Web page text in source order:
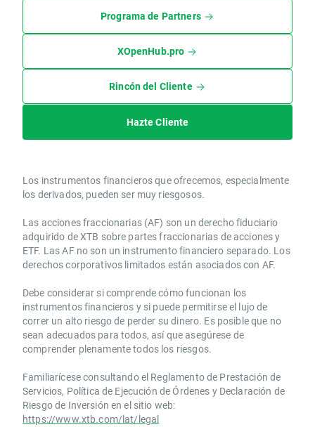
Programa de Partners
XOpenHub.pro
Rincón del Cliente
Hazte Cliente
Los instrumentos financieros que ofrecemos, especialmente
los derivados, pueden ser muy riesgosos.
Las acciones fraccionarias (AF) son un derecho fiduciario
adquirido de XTB sobre partes fraccionarias de acciones y
ETF. Las AF no son un instrumento financiero separado. Los
derechos corporativos limitados están asociados con AF.
Debe considerar si comprende cómo funcionan los
instrumentos financieros y si puede permitirse el lujo de
correr un alto riesgo de perder su dinero. Es posible que no
sean adecuados para todos, así que asegúrese de
comprender plenamente todos los riesgos.
Familiarícese consultando el Reglamento de Prestación de
Servicios, Política de Ejecución de Órdenes y Declaración de
Riesgo de Inversión en el sitio web:
https://www.xtb.com/lat/legal